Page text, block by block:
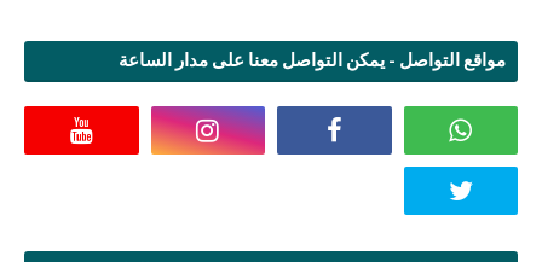
مواقع التواصل - يمكن التواصل معنا على مدار الساعة